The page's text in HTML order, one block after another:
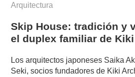
Arquitectura
Skip House: tradición y
el duplex familiar de
Los arquitectos japoneses Saika
Seki, socios fundadores de Kiki